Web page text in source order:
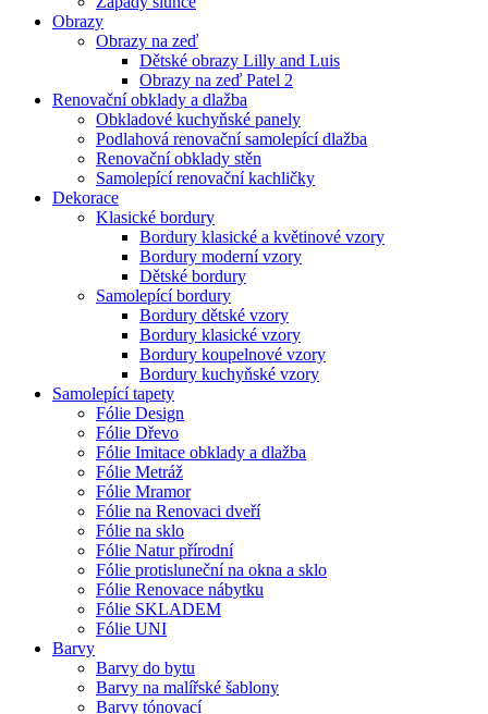
Obrazy
Obrazy na zeď
Dětské obrazy Lilly and Luis
Obrazy na zeď Patel 2
Renovační obklady a dlažba
Obkladové kuchyňské panely
Podlahová renovační samolepící dlažba
Renovační obklady stěn
Samolepící renovační kachličky
Dekorace
Klasické bordury
Bordury klasické a květinové vzory
Bordury moderní vzory
Dětské bordury
Samolepící bordury
Bordury dětské vzory
Bordury klasické vzory
Bordury koupelnové vzory
Bordury kuchyňské vzory
Samolepící tapety
Fólie Design
Fólie Dřevo
Fólie Imitace obklady a dlažba
Fólie Metráž
Fólie Mramor
Fólie na Renovaci dveří
Fólie na sklo
Fólie Natur přírodní
Fólie protisluneční na okna a sklo
Fólie Renovace nábytku
Fólie SKLADEM
Fólie UNI
Barvy
Barvy do bytu
Barvy na malířské šablony
Barvy tónovací